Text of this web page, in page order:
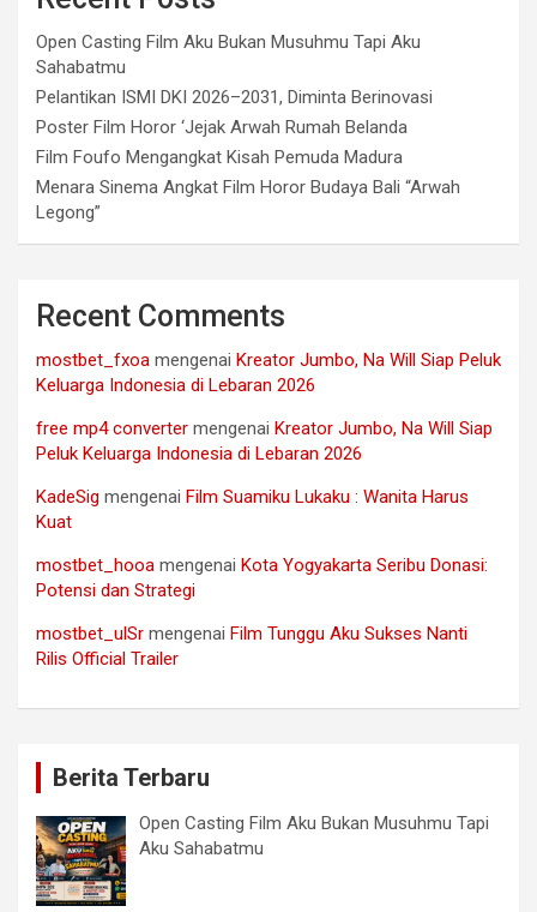
Open Casting Film Aku Bukan Musuhmu Tapi Aku
Sahabatmu
Pelantikan ISMI DKI 2026–2031, Diminta Berinovasi
Poster Film Horor ‘Jejak Arwah Rumah Belanda
Film Foufo Mengangkat Kisah Pemuda Madura
Menara Sinema Angkat Film Horor Budaya Bali “Arwah
Legong”
Recent Comments
mostbet_fxoa mengenai Kreator Jumbo, Na Will Siap Peluk
Keluarga Indonesia di Lebaran 2026
free mp4 converter mengenai Kreator Jumbo, Na Will Siap
Peluk Keluarga Indonesia di Lebaran 2026
KadeSig mengenai Film Suamiku Lukaku : Wanita Harus
Kuat
mostbet_hooa mengenai Kota Yogyakarta Seribu Donasi:
Potensi dan Strategi
mostbet_ulSr mengenai Film Tunggu Aku Sukses Nanti
Rilis Official Trailer
Berita Terbaru
Open Casting Film Aku Bukan Musuhmu Tapi
Aku Sahabatmu